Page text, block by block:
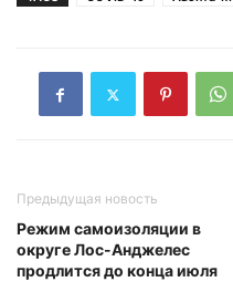
Предыдущая новость
Режим самоизоляции в
округе Лос-Анджелес
продлится до конца июля